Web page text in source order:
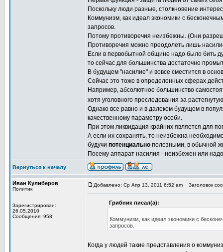
Поскольку люди разные, столкновение
Коммунизм, как идеал экономики с
запросов.
Потому противоречия неизбежны. (Они
Противоречия можно преодолеть лишь
Если в первобытной общине надо было бить
то сейчас для большинства достаточно
В будущем "насилие" и вовсе сместится в
Сейчас это тоже в определенных сферах
Например, абсолютное большинство
хотя уголовного преследования за
Однако все равно и в далеком будущем в
качественному параметру особи.
При этом ликвидация крайних является для
А если их сохранять, то неизбежна
будучи потенциально полезными, в обычной
Посему аппарат насилия - неизбежен или
Вернуться к началу
Иван Кулиберов
Политик
Зарегистрирован:
26.05.2010
Сообщения: 958
Добавлено: Ср Апр 13, 2011 6:52 am Заголовок
Грибник писал(а):
Коммунизм, как идеал экономики с
запросов.
Когда у людей такие представления о